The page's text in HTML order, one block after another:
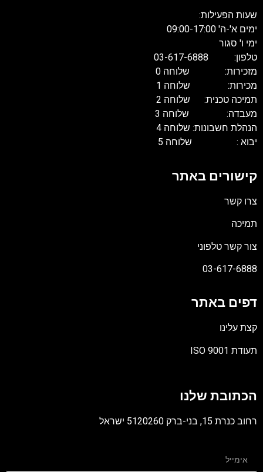
שעות הפעילות:
ימים א'-ה' 09:00-17:00
ימי ו' סגור
טלפון: 03-617-6888
מזכירות: שלוחה 0
מכירות: שלוחה 1
תמיכה טכנית: שלוחה 2
מעבדה: שלוחה 3
הנהלת חשבונות: שלוחה 4
יבוא : שלוחה 5
קישורים באתר
צרו קשר
תמיכה
צור קשר טלפוני
03-617-6888
דפים באתר
קצת עלינו
תעודת ISO 9001
PDF
הכתובת שלנו
רחוב כנרת 15, בני-ברק 5120260 ישראל